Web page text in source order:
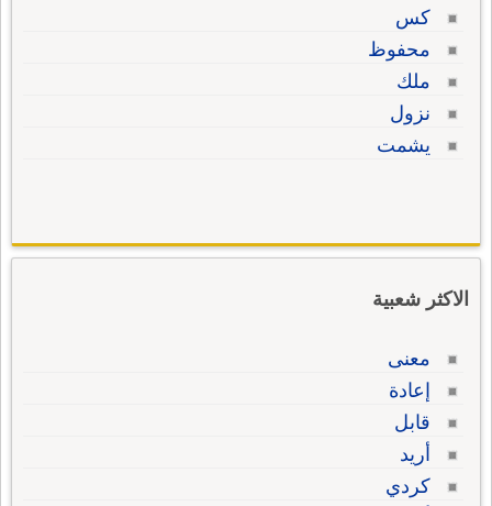
كس
محفوظ
ملك
نزول
يشمت
الاكثر شعبية
معنى
إعادة
قابل
أريد
كردي